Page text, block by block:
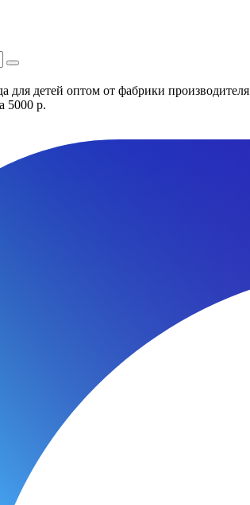
для детей оптом от фабрики производителя
5000 р.